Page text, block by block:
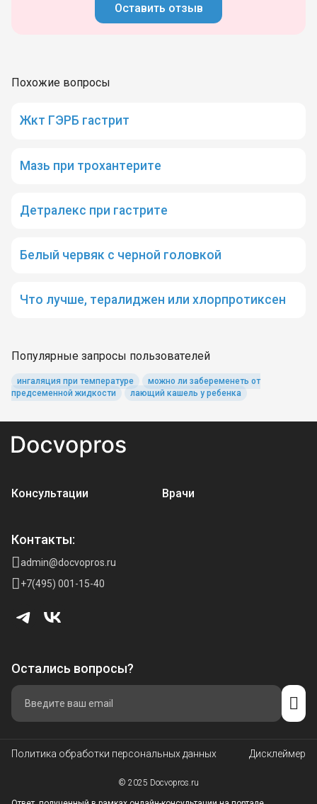
Оставить отзыв
Похожие вопросы
Жкт ГЭРБ гастрит
Мазь при трохантерите
Детралекс при гастрите
Белый червяк с черной головкой
Что лучше, тералиджен или хлорпротиксен
Популярные запросы пользователей
ингаляция при температуре
можно ли забеременеть от
предсеменной жидкости
лающий кашель у ребенка
Консультации Врачи
Контакты:
admin@docvopros.ru
+7(495) 001-15-40
Остались вопросы?
Политика обработки персональных данных Дисклеймер
© 2025 Docvopros.ru